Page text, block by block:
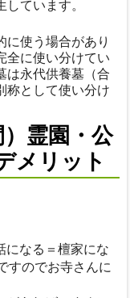
ています。
に使う場合があり
全に使い分けてい
は永代供養墓（合
称として使い分け
霊園・公
メリット
になる＝檀家にな
すのでお寺さんに